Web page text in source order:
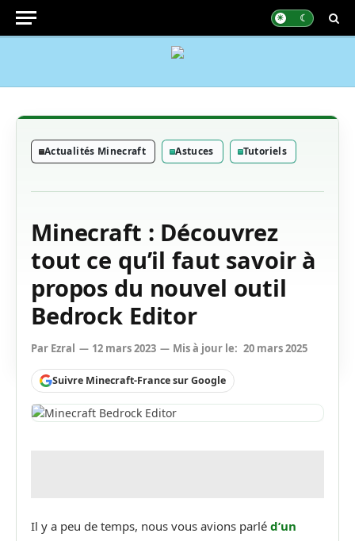
Actualités Minecraft Astuces Tutoriels
Minecraft : Découvrez
tout ce qu’il faut savoir à
propos du nouvel outil
Bedrock Editor
Par Ezral 12 mars 2023 Mis à jour le: 20 mars 2025
Suivre Minecraft-France sur Google
Il y a peu de temps, nous vous avions parlé d’un